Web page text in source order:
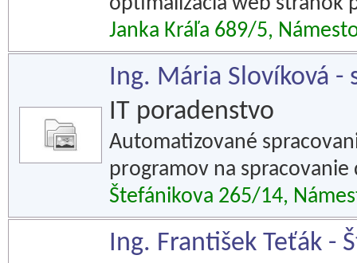
Janka Kráľa 689/5,
Ing. Mária Slovíková -
IT poradenstvo
Automatizované
programov na spracovanie
Štefánikova 265/14,
Ing. František Teťák -